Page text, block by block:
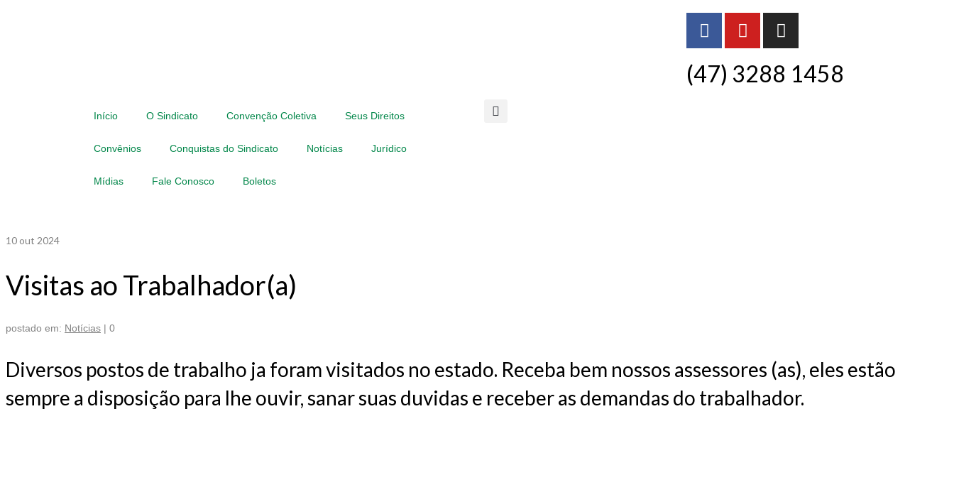
(47) 3288 1458
Início O Sindicato Convenção Coletiva Seus Direitos
Convênios Conquistas do Sindicato Notícias Jurídico
Mídias Fale Conosco Boletos
10out 2024
Visitas ao Trabalhador(a)
postado em: Notícias | 0
Diversos postos de trabalho ja foram visitados no estado. Receba bem nossos assessores (as), eles estão
sempre a disposição para lhe ouvir, sanar suas duvidas e receber as demandas do trabalhador.